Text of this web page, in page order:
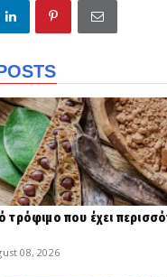
τρόφιμο που έχει
08, 2026